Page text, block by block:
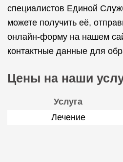
специалистов Единой
можете получить её,
онлайн-форму на нашем
контактные данные для
Цены на наши
Услуга
Лечение